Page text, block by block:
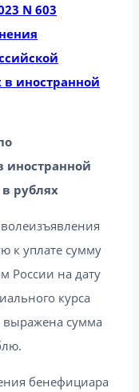
N 603
иностранной
иностранной
рублях
к уплате сумму
России на дату
курса
сумма
бенефициара